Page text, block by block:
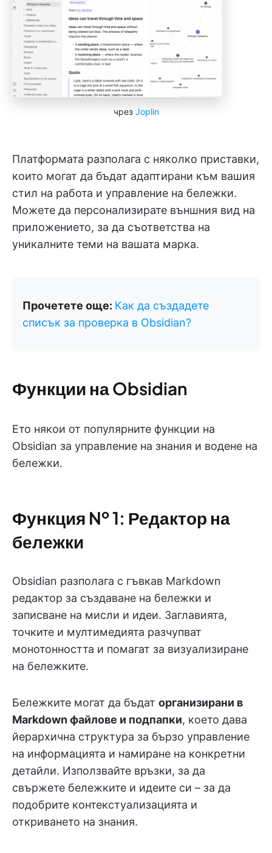
чрез Joplin
Платформата разполага с няколко приставки,
които могат да бъдат адаптирани към вашия
стил на работа и управление на бележки.
Можете да персонализирате външния вид на
приложението, за да съответства на
уникалните теми на вашата марка.
Прочетете още: Как да създадете
списък за проверка в Obsidian?
Функции на Obsidian
Ето някои от популярните функции на
Obsidian за управление на знания и водене на
бележки.
Функция № 1: Редактор на
бележки
Obsidian разполага с гъвкав Markdown
редактор за създаване на бележки и
записване на мисли и идеи. Заглавията,
точките и мултимедията разчупват
монотонността и помагат за визуализиране
на бележките.
Бележките могат да бъдат организирани в
Markdown файлове и подпапки, което дава
йерархична структура за бързо управление
на информацията и намиране на конкретни
детайли. Използвайте връзки, за да
свържете бележките и идеите си – за да
подобрите контекстуализацията и
откриването на знания.